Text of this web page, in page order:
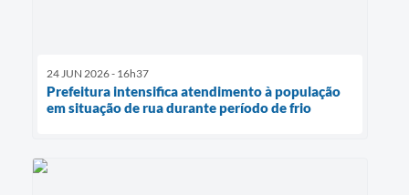
24 JUN 2026 - 16h37
Prefeitura intensifica atendimento à população
em situação de rua durante período de frio